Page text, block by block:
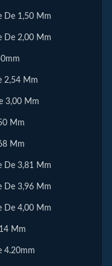
De 1,50 Mm
De 2,00 Mm
2,54 Mm
3,00 Mm
Mm
Mm
De 3,81 Mm
De 3,96 Mm
De 4,00 Mm
Mm
4.20mm